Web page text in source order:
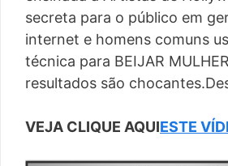
secreta para o público em
internet e homens comuns
técnica para BEIJAR
resultados são
VEJA CLIQUE AQUIESTE